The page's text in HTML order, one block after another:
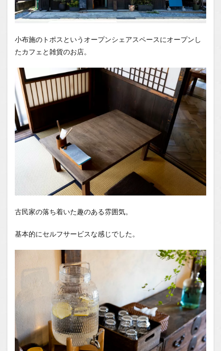
小布施のトポスというオープンシェアスペースにオープンし
たカフェと雑貨のお店。
古民家の落ち着いた趣のある雰囲気。
基本的にセルフサービスな感じでした。